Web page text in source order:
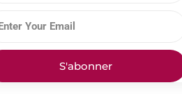
S'abonner